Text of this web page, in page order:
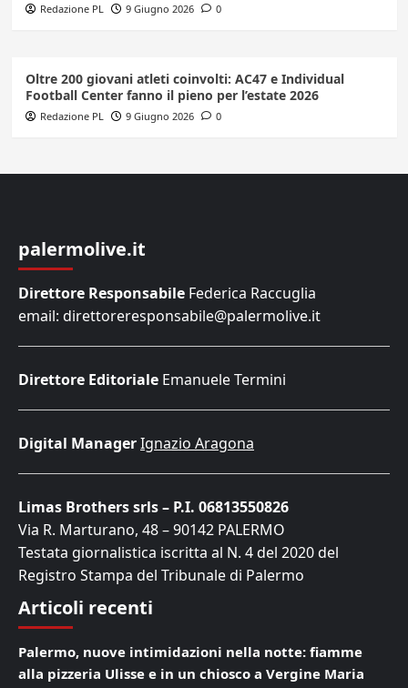
Redazione PL 9 Giugno 2026 0
Oltre 200 giovani atleti coinvolti: AC47 e Individual
Football Center fanno il pieno per l’estate 2026
Redazione PL 9 Giugno 2026 0
palermolive.it
Direttore Responsabile Federica Raccuglia
email: direttoreresponsabile@palermolive.it
Direttore Editoriale Emanuele Termini
Digital ManagerIgnazio Aragona
Limas Brothers srls – P.I. 06813550826
Via R. Marturano, 48 – 90142 PALERMO
Testata giornalistica iscritta al N. 4 del 2020 del
Registro Stampa del Tribunale di Palermo
Articoli recenti
Palermo, nuove intimidazioni nella notte: fiamme
alla pizzeria Ulisse e in un chiosco a Vergine Maria